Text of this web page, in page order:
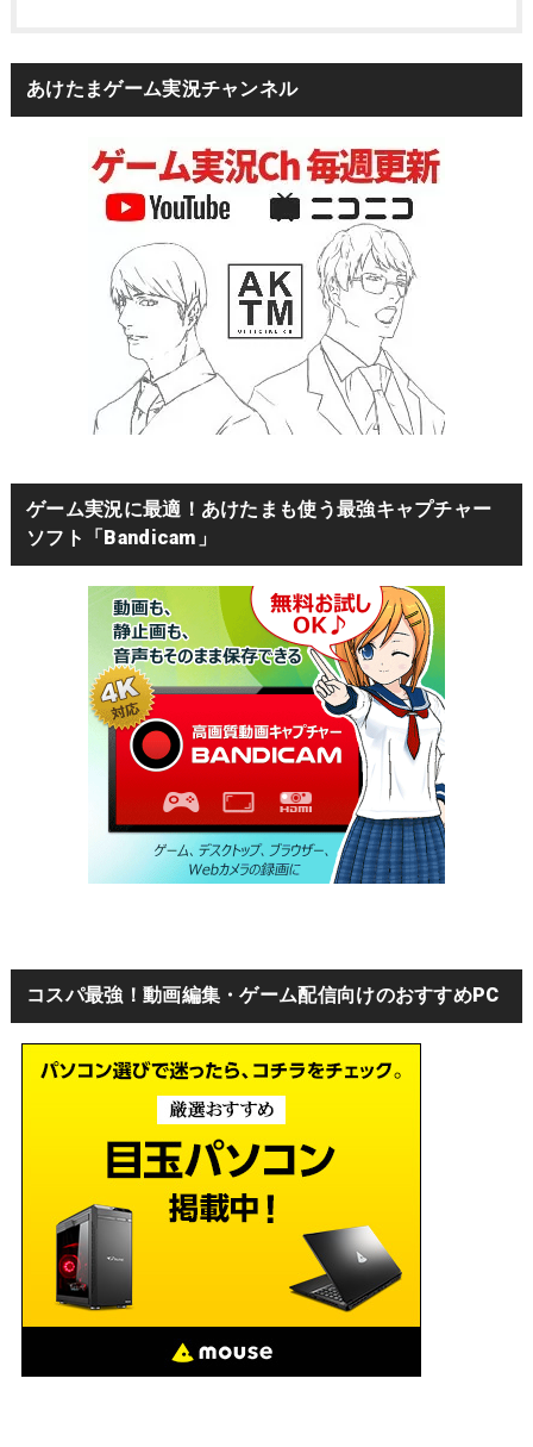
あけたまゲーム実況チャンネル
ゲーム実況に最適！あけたまも使う最強キャプチャー
ソフト「Bandicam」
コスパ最強！動画編集・ゲーム配信向けのおすすめPC